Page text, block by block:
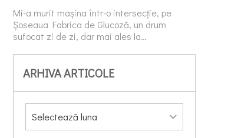
Mi-a murit mașina într-o intersecție, pe
Șoseaua Fabrica de Glucoză, un drum
sufocat zi de zi, dar mai ales la…
ARHIVA ARTICOLE